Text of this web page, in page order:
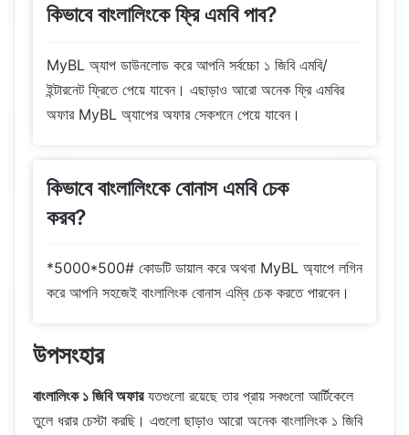
কিভাবে বাংলালিংকে ফ্রি এমবি পাব?
MyBL অ্যাপ ডাউনলোড করে আপনি সর্বচ্চো ১ জিবি এমবি/
ইন্টারনেট ফ্রিতে পেয়ে যাবেন। এছাড়াও আরো অনেক ফ্রি এমবির
অফার MyBL অ্যাপের অফার সেকশনে পেয়ে যাবেন।
কিভাবে বাংলালিংকে বোনাস এমবি চেক
করব?
*5000*500# কোডটি ডায়াল করে অথবা MyBL অ্যাপে লগিন
করে আপনি সহজেই বাংলালিংক বোনাস এম্বি চেক করতে পারবেন।
উপসংহার
বাংলালিংক ১ জিবি অফারযতগুলো রয়েছে তার প্রায় সবগুলো আর্টিকেলে
তুলে ধরার চেস্টা করছি। এগুলো ছাড়াও আরো অনেক বাংলালিংক ১ জিবি